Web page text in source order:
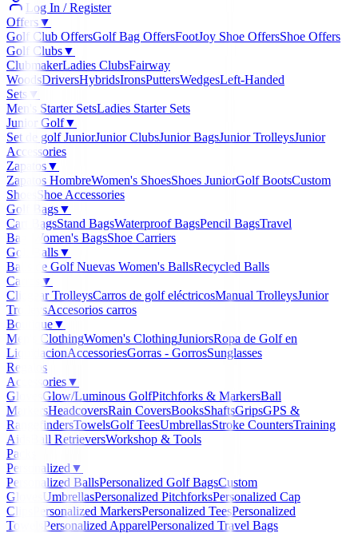
Log In / Register
Offers▼
Golf Club OffersGolf Bag OffersFootJoy Shoe OffersShoe Offers
Golf Clubs▼
ClubmakerLadies ClubsFairway
WoodsDriversHybridsIronsPuttersWedgesLeft-Handed
Sets ▼
Men's Starter SetsLadies Starter Sets
Junior Golf▼
Set de golf JuniorJunior ClubsJunior BagsJunior TrolleysJunior
Accessories
Zapatos▼
Zapatos HombreWomen's ShoesShoes JuniorGolf BootsCustom
Shoes
Shoe Accessories
Golf Bags▼
Cart BagsStand BagsWaterproof BagsPencil BagsTravel
Bags
Women's BagsShoe Carriers
Golf Balls▼
Balls de Golf Nuevas Women's BallsRecycled Balls
Carros
▼
Clicgear TrolleysCarros de golf eléctricosManual TrolleysJunior
TrolleysAccesorios carros
Boutique▼
Men's ClothingWomen's ClothingJuniorsRopa de Golf en
LiquidacionAccessoriesGorras - GorrosSunglasses
Regalos
Accessories▼
Gloves Glow/Luminous GolfPitchforks & MarkersBall
MarkersHeadcoversRain CoversBooksShaftsGripsGPS &
RangefindersTowelsGolf TeesUmbrellasStroke CountersTraining
Aids
Ball RetrieversWorkshop & Tools
Packs
Personalized ▼
Personalized BallsPersonalized Golf BagsCustom
Gloves
UmbrellasPersonalized PitchforksPersonalized Cap
Clips
Personalized MarkersPersonalized TeesPersonalized
Towels
Personalized ApparelPersonalized Travel Bags